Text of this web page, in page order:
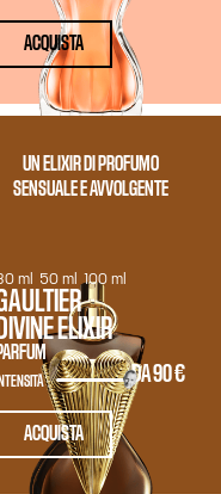
ACQUISTA
UN ELIXIR DI PROFUMO
SENSUALE E AVVOLGENTE
DIVINE ELIXIR
DA90 €
INTENSITÀ
ml 50 ml 100 ml
ACQUISTA